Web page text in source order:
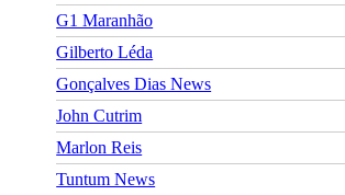
G1 Maranhão
Gilberto Léda
Gonçalves Dias News
John Cutrim
Marlon Reis
Tuntum News